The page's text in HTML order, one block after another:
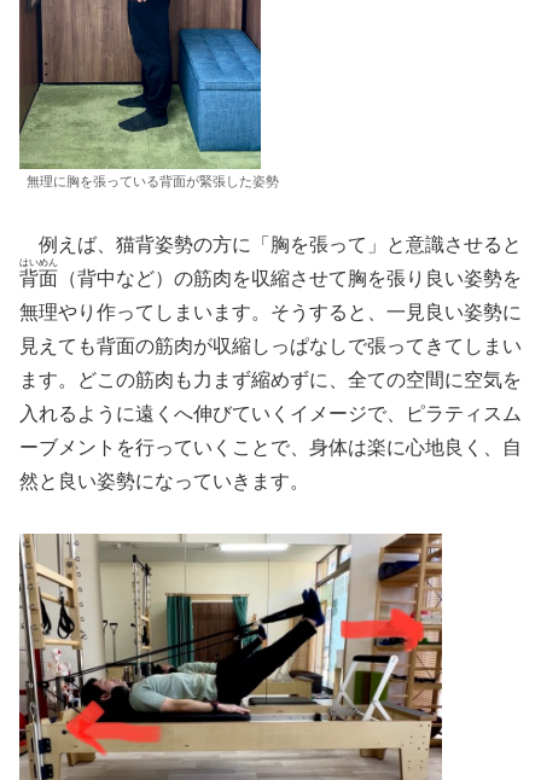
無理に胸を張っている背面が緊張した姿勢
例えば、猫背姿勢の方に「胸を張って」と意識させると
背面
はいめん
（背中など）の筋肉を収縮させて胸を張り良い姿勢を
無理やり作ってしまいます。そうすると、一見良い姿勢に
見えても背面の筋肉が収縮しっぱなしで張ってきてしまい
ます。どこの筋肉も力まず縮めずに、全ての空間に空気を
入れるように遠くへ伸びていくイメージで、ピラティスム
ーブメントを行っていくことで、身体は楽に心地良く、自
然と良い姿勢になっていきます。